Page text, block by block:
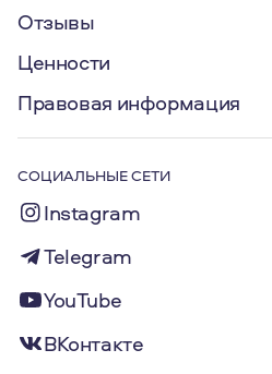
Отзывы
Ценности
Правовая информация
СОЦИАЛЬНЫЕ СЕТИ
Instagram
Telegram
YouTube
ВКонтакте